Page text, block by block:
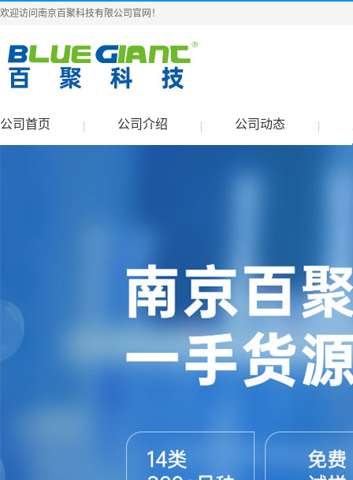
欢迎访问南京百聚科技有限公司官网！
公司首页 公司介绍 公司动态